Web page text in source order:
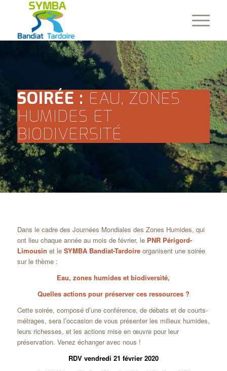
SOIRÉE : EAU, ZONES
HUMIDES ET
BIODIVERSITÉ
Dans le cadre des Journées Mondiales des Zones Humides, qui
ont lieu chaque année au mois de février, le PNR Périgord-
Limousin et le SYMBA Bandiat-Tardoireorganisent une soirée
sur le thème :
Eau, zones humides et biodiversité,
Quelles actions pour préserver ces ressources ?
Cette soirée, composé d’une conférence, de débats et de courts-
métrages, sera l’occasion de vous présenter les milieux humides,
leurs richesses, et les actions mise en œuvre pour leur
préservation. Venez échanger avec nous !
RDV vendredi 21 février 2020